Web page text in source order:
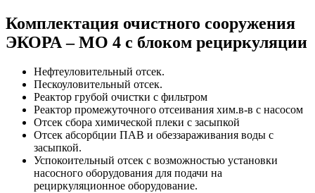
Комплектация очистного сооружения
ЭКОРА – МО 4 с блоком рециркуляции
Нефтеуловительный отсек.
Пескоуловительный отсек.
Реактор грубой очистки с фильтром
Реактор промежуточного отсеивания хим.в-в с насосом
Отсек сбора химической плеки с засыпкой
Отсек абсорбции ПАВ и обеззараживания воды с
засыпкой.
Успокоительный отсек с возможностью установки
насосного оборудования для подачи на
рециркуляционное оборудование.